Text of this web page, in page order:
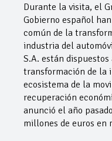
Durante la visita, el
Gobierno español
común de la
industria del
S.A. están
transformación de
ecosistema de la
recuperación
anunció el año
millones de euros en